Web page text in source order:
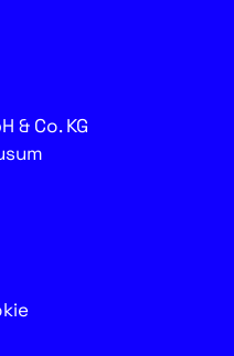
& Co. KG